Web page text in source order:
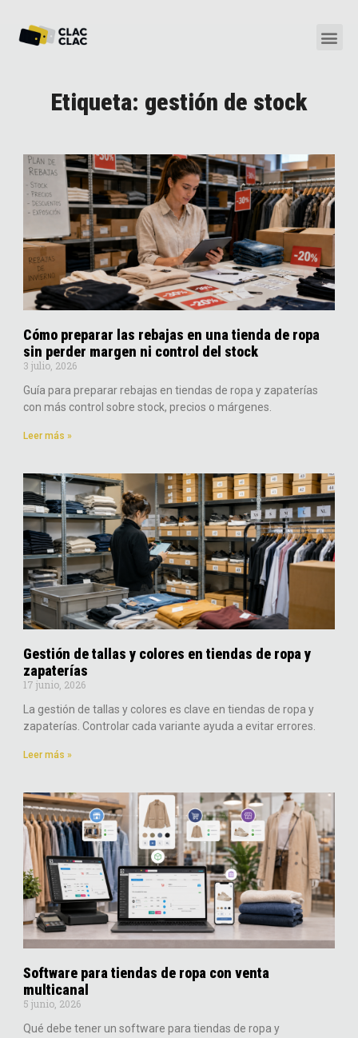
Etiqueta: gestión de stock
Cómo preparar las rebajas en una tienda de ropa
sin perder margen ni control del stock
3 julio, 2026
Guía para preparar rebajas en tiendas de ropa y zapaterías
con más control sobre stock, precios o márgenes.
Leer más »
Gestión de tallas y colores en tiendas de ropa y
zapaterías
17 junio, 2026
La gestión de tallas y colores es clave en tiendas de ropa y
zapaterías. Controlar cada variante ayuda a evitar errores.
Leer más »
Software para tiendas de ropa con venta
multicanal
5 junio, 2026
Qué debe tener un software para tiendas de ropa y